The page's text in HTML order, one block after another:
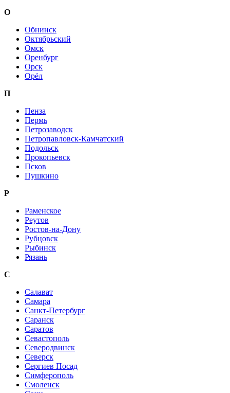
О
Обнинск
Октябрьский
Омск
Оренбург
Орск
Орёл
П
Пенза
Пермь
Петрозаводск
Петропавловск-Камчатский
Подольск
Прокопьевск
Псков
Пушкино
Р
Раменское
Реутов
Ростов-на-Дону
Рубцовск
Рыбинск
Рязань
С
Салават
Самара
Санкт-Петербург
Саранск
Саратов
Севастополь
Северодвинск
Северск
Сергиев Посад
Симферополь
Смоленск